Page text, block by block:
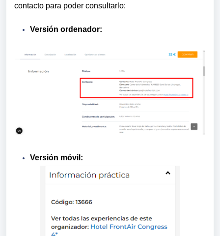
contacto para poder consultarlo:
Versión ordenador:
Versión móvil: